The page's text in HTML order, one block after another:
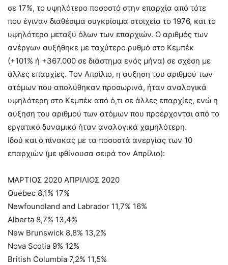
σε 17%, το υψηλότερο ποσοστό στην επαρχία από τότε
που έγιναν διαθέσιμα συγκρίσιμα στοιχεία το 1976, και το
υψηλότερο μεταξύ όλων των επαρχιών. Ο αριθμός των
ανέργων αυξήθηκε με ταχύτερο ρυθμό στο Κεμπέκ
(+101% ή +367.000 σε διάστημα ενός μήνα) σε σχέση με
άλλες επαρχίες. Τον Απρίλιο, η αύξηση του αριθμού των
ατόμων που απολύθηκαν προσωρινά, ήταν αναλογικά
υψηλότερη στο Κεμπέκ από ό,τι σε άλλες επαρχίες, ενώ η
αύξηση του αριθμού των ατόμων που προέρχονται από το
εργατικό δυναμικό ήταν αναλογικά χαμηλότερη.
Ιδού και ο πίνακας με τα ποσοστά ανεργίας των 10
επαρχιών (με φθίνουσα σειρά τον Απρίλιο):
ΜΑΡΤΙΟΣ 2020 ΑΠΡΙΛΙΟΣ 2020
Quebec 8,1% 17%
Newfoundland and Labrador 11,7% 16%
Alberta 8,7% 13,4%
New Brunswick 8,8% 13,2%
Nova Scotia 9% 12%
British Columbia 7,2% 11,5%